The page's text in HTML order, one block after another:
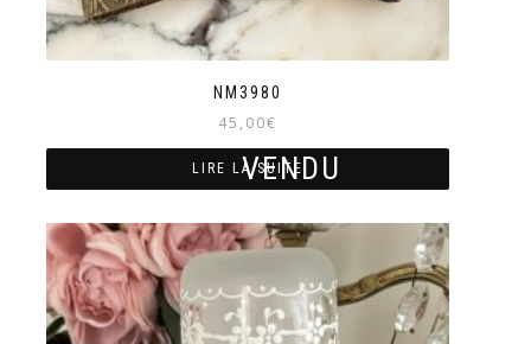
NM3980
45,00€
LIRE LA SUITE